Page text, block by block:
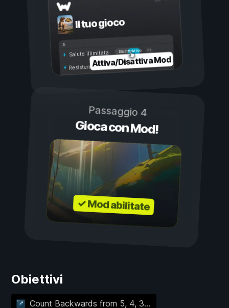
Il tuo gioco
Attivo
Disattivo
Salute illimitata
Resistenza illimitata
Attiva/Disattiva Mod
Passaggio 4
Gioca con Mod!
✓ Mod abilitate
Obiettivi
Count Backwards from 5, 4, 3...